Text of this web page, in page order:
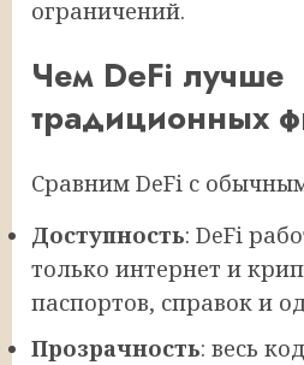
ограничений.
Чем DeFi лучше
традиционных
Сравним DeFi с
Доступность: DeFi
только интернет и
паспортов, справок и
Прозрачность: весь